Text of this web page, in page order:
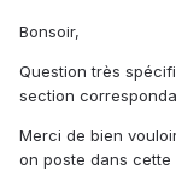
Bonsoir,
Question très
section
Merci de bien
on poste dans cette